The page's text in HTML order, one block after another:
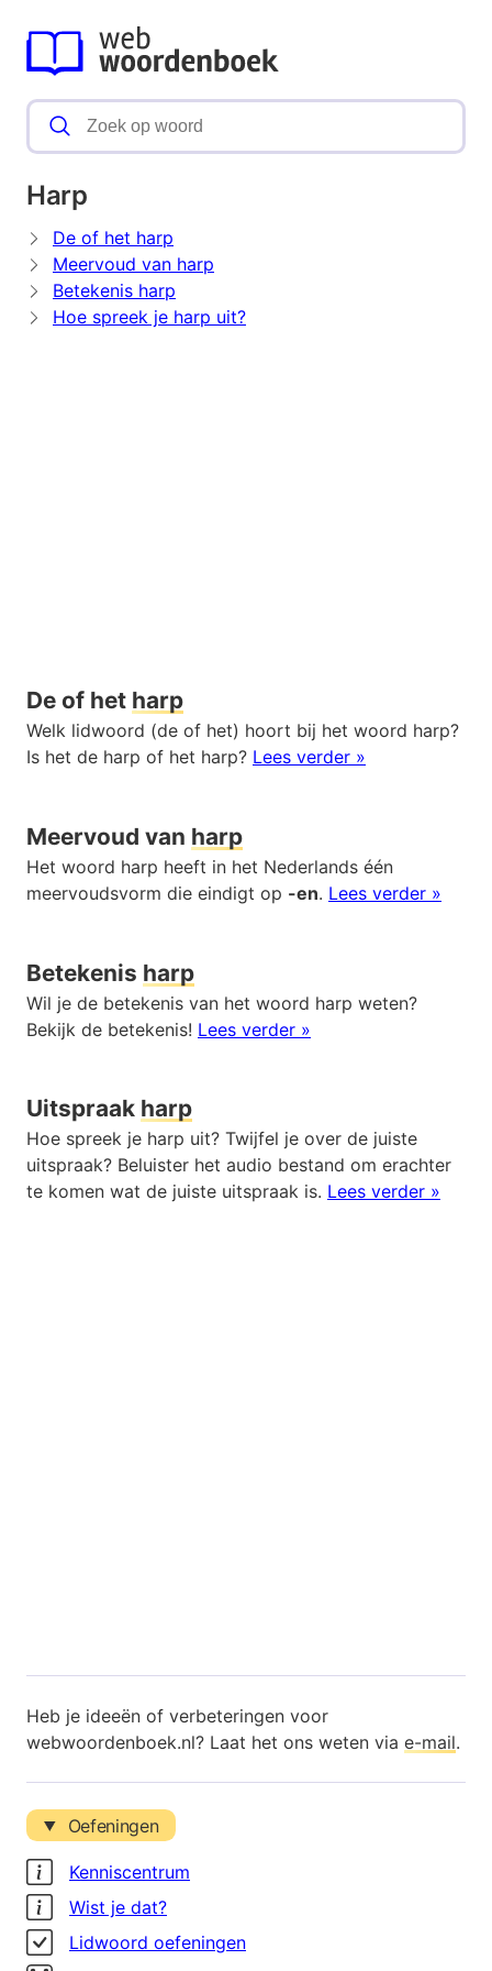
Harp
De of het harp
Meervoud van harp
Betekenis harp
Hoe spreek je harp uit?
De of het harp
Welk lidwoord (de of het) hoort bij het woord harp?
Is het de harp of het harp? Lees verder »
Meervoud van harp
Het woord harp heeft in het Nederlands één
meervoudsvorm die eindigt op -en. Lees verder »
Betekenis harp
Wil je de betekenis van het woord harp weten?
Bekijk de betekenis! Lees verder »
Uitspraak harp
Hoe spreek je harp uit? Twijfel je over de juiste
uitspraak? Beluister het audio bestand om erachter
te komen wat de juiste uitspraak is. Lees verder »
Heb je ideeën of verbeteringen voor
webwoordenboek.nl? Laat het ons weten via e-mail.
Oefeningen
Kenniscentrum
Wist je dat?
Lidwoord oefeningen